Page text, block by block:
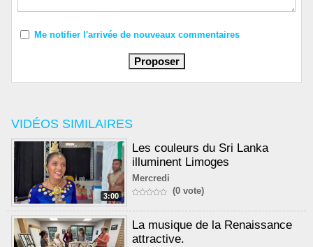
VIDÉOS SIMILAIRES
3:00
Les couleurs du Sri Lanka
illuminent Limoges
Mercredi
(0 vote)
La musique de la Renaissance
attractive.
Me notifier l'arrivée de nouveaux commentaires